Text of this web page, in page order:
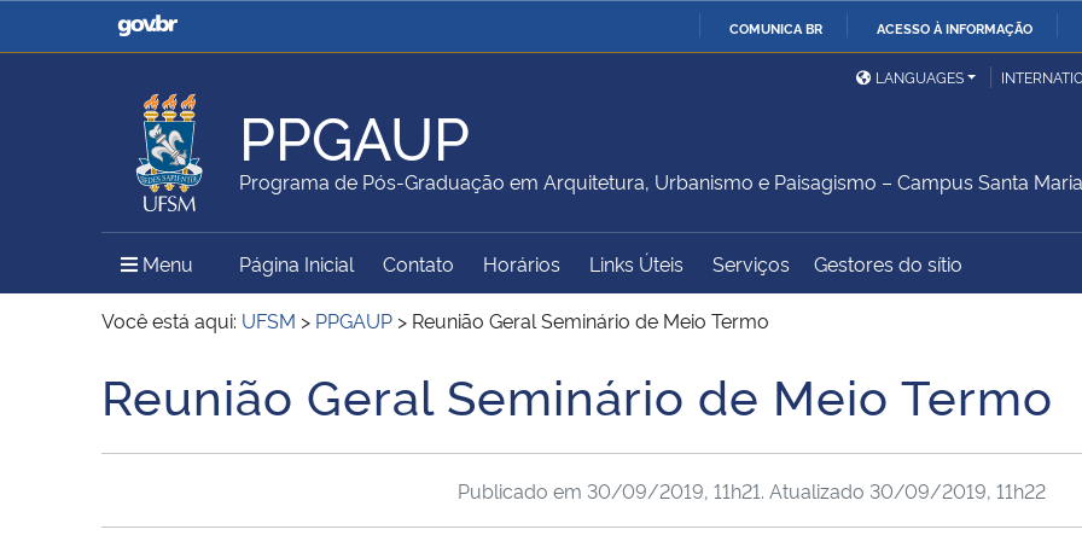
COMUNICA BR ACESSO À INFORMAÇÃO
Casa Civil
Ministério da Justiça e
Ministério da Defesa
Ministério das Relações
Exteriores
Ministério da Agricultura,
Pecuária e Abastecimento
Ministério da Educação
Ministério do Meio Ambiente Ministério do Turismo
Ministério do
Desenvolvimento Regional
Controladoria-Geral da
Secretaria de Governo
Gabinete de Segurança
Advocacia-Geral da União Banco Central do Brasil
LANGUAGES
PPGAUP
Programa de Pós-Graduação em Arquitetura, Urbanismo e Paisagismo – Campus Santa Maria
Menu Menu Principal do Sítio
Página Inicial Contato Horários Links Úteis Serviços Gestores do sítio
Você está aqui: UFSM > PPGAUP > Reunião Geral Seminário de Meio Termo
Início do conteúdo
Reunião Geral Seminário de Meio Termo
Publicado em 30/09/2019, 11h21. Atualizado 30/09/2019, 11h22